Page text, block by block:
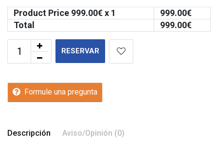
Product Price 999.00€ x 1 999.00€
Total
999.00€
RESERVAR
Formule una pregunta
Descripción Aviso/Opinión (0)